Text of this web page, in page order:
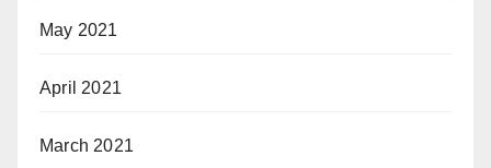
May 2021
April 2021
March 2021